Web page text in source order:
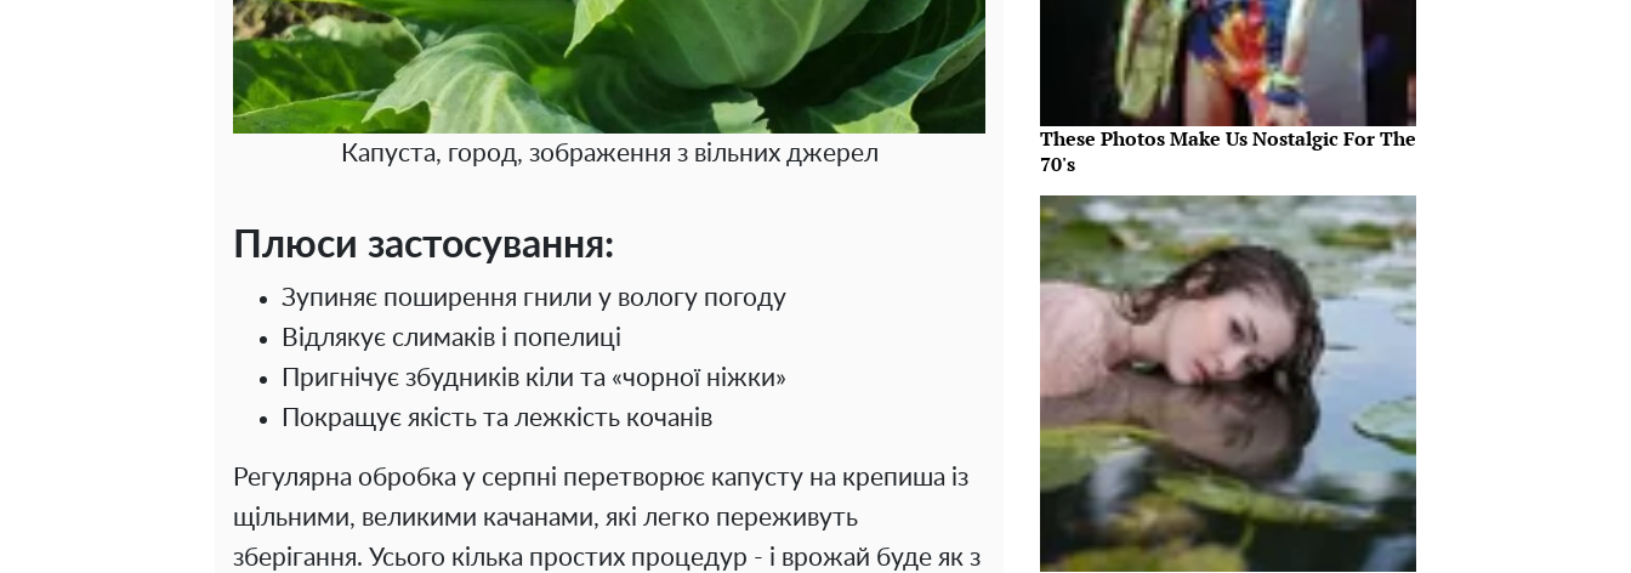
Капуста, город, зображення з вільних джерел
Плюси застосування:
Зупиняє поширення гнили у вологу погоду
Відлякує слимаків і попелиці
Пригнічує збудників кіли та «чорної ніжки»
Покращує якість та лежкість кочанів
Регулярна обробка у серпні перетворює капусту на крепиша із
щільними, великими качанами, які легко переживуть
зберігання. Усього кілька простих процедур - і врожай буде як з
These Photos Make Us Nostalgic For The
70's